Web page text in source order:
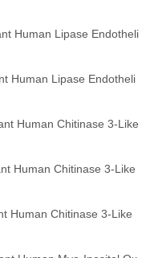
Human Lipase Endotheli
Human Lipase Endotheli
Human Chitinase 3-Like
Human Chitinase 3-Like
Human Chitinase 3-Like